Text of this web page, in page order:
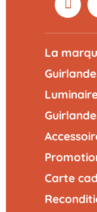
La
Carte